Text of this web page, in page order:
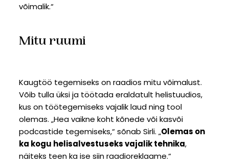
võimalik.“
Mitu ruumi
Kaugtöö tegemiseks on raadios mitu võimalust.
Võib tulla üksi ja töötada eraldatult helistuudios,
kus on töötegemiseks vajalik laud ning tool
olemas. „Hea vaikne koht kõnede või kasvõi
podcastide tegemiseks,“ sõnab Sirli. „Olemas on
ka kogu helisalvestuseks vajalik tehnika,
näiteks teen ka ise siin raadioreklaame.“